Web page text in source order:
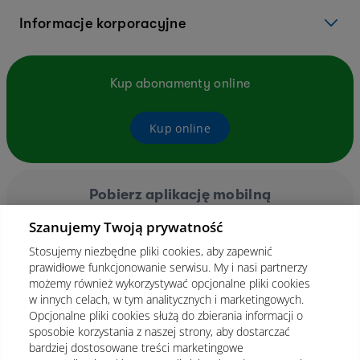
Informacje korporacyjne
Kup abonamenty online
Kup online
Pobierz aplikację mobilną
Szanujemy Twoją prywatność
Stosujemy niezbędne pliki cookies, aby zapewnić
prawidłowe funkcjonowanie serwisu. My i nasi partnerzy
możemy również wykorzystywać opcjonalne pliki cookies
w innych celach, w tym analitycznych i marketingowych.
Opcjonalne pliki cookies służą do zbierania informacji o
sposobie korzystania z naszej strony, aby dostarczać
bardziej dostosowane treści marketingowe